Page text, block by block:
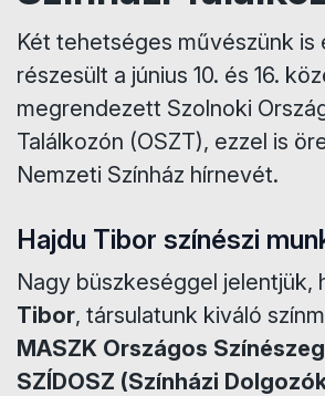
Két tehetséges művészünk is
részesült a június 10. és 16.
megrendezett Szolnoki
Találkozón (OSZT), ezzel is
Nemzeti Színház hírnevét.
Hajdu Tibor színészi
Nagy büszkeséggel jelentjük,
Tibor, társulatunk kiváló
MASZK Országos
SZÍDOSZ (Színházi